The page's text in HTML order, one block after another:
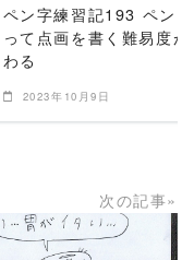
ペン字練習記193 ペン
って点画を書く難易度が
わる
2023年10月9日
次の記事»